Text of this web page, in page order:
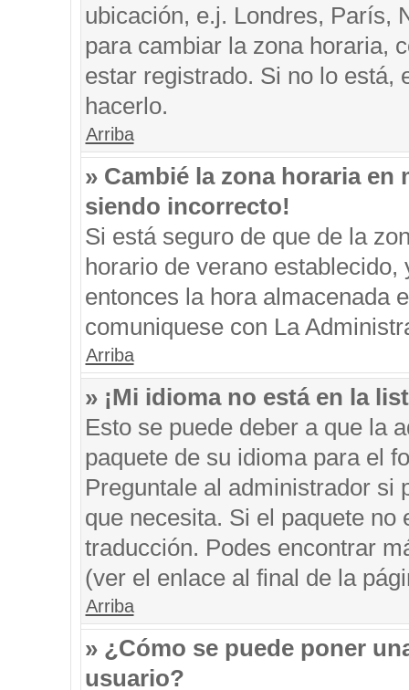
ubicación, e.j. Londres, París,
para cambiar la zona horaria,
estar registrado. Si no lo está,
hacerlo.
Arriba
» Cambié la zona horaria
siendo incorrecto!
Si está seguro de que de la
horario de verano
entonces la hora almacenada
comuniquese con La
Arriba
» ¡Mi idioma no está en la
Esto se puede deber a que la
paquete de su idioma para el
Preguntale al administrador si
que necesita. Si el paquete
traducción. Podes encontrar
(ver el enlace al final de la
Arriba
» ¿Cómo se puede poner
usuario?